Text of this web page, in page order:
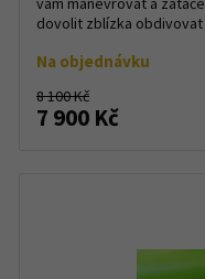
dovolit zblízka obdivovat
Na objednávku
8 100 Kč
7 900 Kč